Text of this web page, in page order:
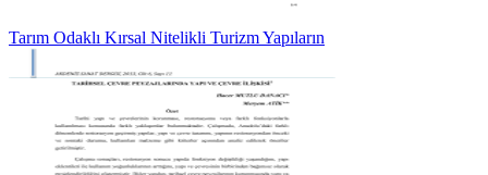
Tarım Odaklı Kırsal Nitelikli Turizm Yapıların